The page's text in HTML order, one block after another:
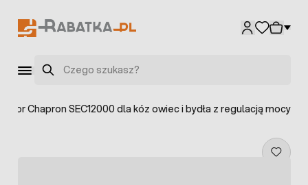
Szukaj
Chapron SEC12000 dla kóz owiec i bydła z regulacją mocy